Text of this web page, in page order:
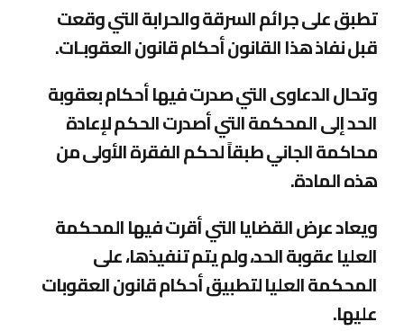
تطبق على جرائم السرقة والحرابة التي وقعت
قبل نفاذ هذا القانون أحكام قانون العقوبـات.
وتحال الدعاوى التي صدرت فيها أحكام بعقوبة
الحد إلى المحكمة التي أصدرت الحكم لإعادة
محاكمة الجاني طبقاً لحكم الفقرة الأولى من
هذه المادة.
ويعاد عرض القضايا التي أقرت فيها المحكمة
العليا عقوبة الحد، ولم يتم تنفيذها، على
المحكمة العليا لتطبيق أحكام قانون العقوبات
عليها.